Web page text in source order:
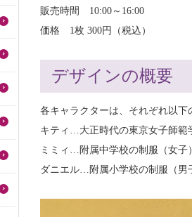
販売時間 10:00～16:00
価格 1枚 300円（税込）
デザインの概要
各キャラクターは、それぞれ以下
キティ…大正時代の東京女子師範
ミミィ…附属中学校の制服（女子）
ダニエル…附属小学校の制服（男